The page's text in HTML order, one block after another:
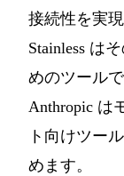
接続性を実
Stainless は
めのツール
Anthropic は
ト向けツー
めます。